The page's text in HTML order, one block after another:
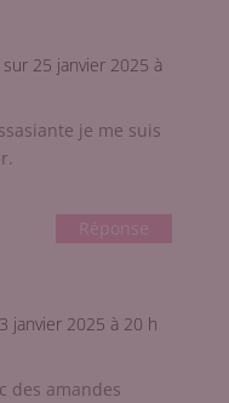
sur 25 janvier 2025 à
je me suis
Réponse
janvier 2025 à 20 h
des amandes